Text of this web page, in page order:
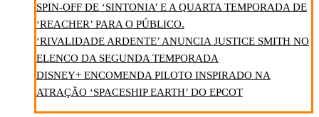
SPIN-OFF DE ‘SINTONIA’ E A QUARTA TEMPORADA DE
‘REACHER’ PARA O PÚBLICO.
‘RIVALIDADE ARDENTE’ ANUNCIA JUSTICE SMITH NO
ELENCO DA SEGUNDA TEMPORADA
DISNEY+ ENCOMENDA PILOTO INSPIRADO NA
ATRAÇÃO ‘SPACESHIP EARTH’ DO EPCOT